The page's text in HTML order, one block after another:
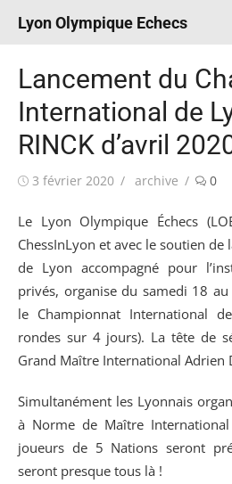
Lyon Olympique Echecs
Lancement du
International de
RINCK d’avril
Publié
3 février 2020 Auteur/autrice
archive 0
Le Lyon Olympique Échecs
ChessInLyon et avec le soutien
de Lyon accompagné pour
privés, organise du samedi 18
le Championnat International
rondes sur 4 jours). La tête de
Grand Maître International Adrien
Simultanément les Lyonnais
à Norme de Maître
joueurs de 5 Nations seront
seront presque tous là !